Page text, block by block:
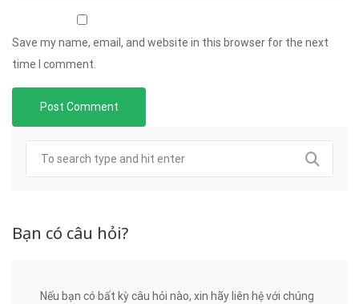
Save my name, email, and website in this browser for the next
time I comment.
Bạn có câu hỏi?
Nếu bạn có bất kỳ câu hỏi nào, xin hãy liên hệ với chúng